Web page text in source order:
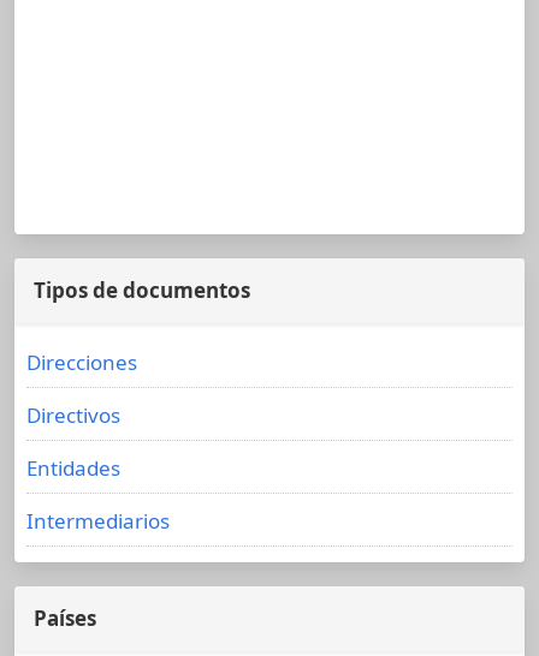
Tipos de documentos
Direcciones
Directivos
Entidades
Intermediarios
Países